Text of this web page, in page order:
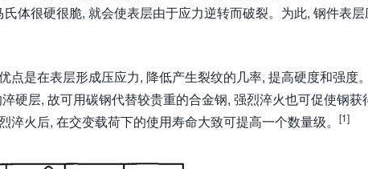
体很硬很脆, 就会使表层由于应力逆转而破裂。为此, 钢件表
点是在表层形成压应力, 降低产生裂纹的几率, 提高硬度和强度
硬层, 故可用碳钢代替较贵重的合金钢, 强烈淬火也可促使钢获
火后, 在交变载荷下的使用寿命大致可提高一个数量级。
[1]